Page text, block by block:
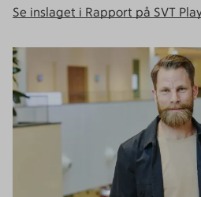
Se inslaget i Rapport på SVT